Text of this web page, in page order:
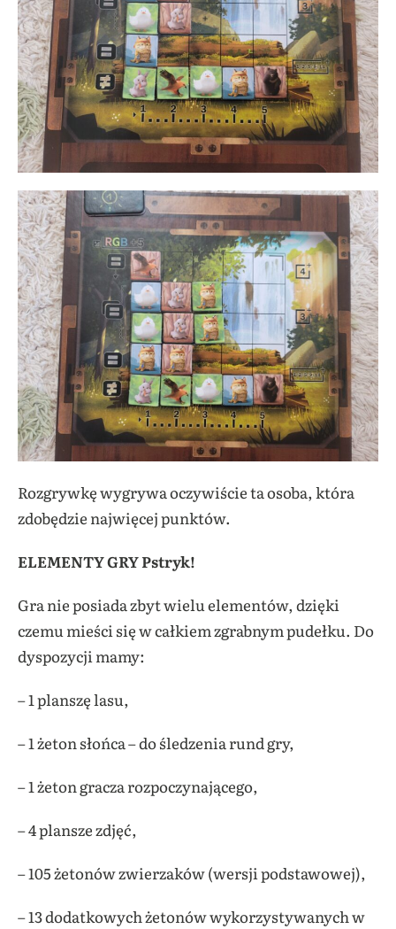
Rozgrywkę wygrywa oczywiście ta osoba, która
zdobędzie najwięcej punktów.
ELEMENTY GRY Pstryk!
Gra nie posiada zbyt wielu elementów, dzięki
czemu mieści się w całkiem zgrabnym pudełku. Do
dyspozycji mamy:
– 1 planszę lasu,
– 1 żeton słońca – do śledzenia rund gry,
– 1 żeton gracza rozpoczynającego,
– 4 plansze zdjęć,
– 105 żetonów zwierzaków (wersji podstawowej),
– 13 dodatkowych żetonów wykorzystywanych w